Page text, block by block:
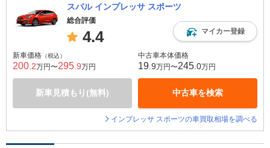
スバル インプレッサ スポーツ
総合評価
4.4 マイカー登録
新車価格 （税込）
200 .2万円〜295 .9万円
新車見積もり(無料)
中古車本体価格
19 .9万円〜245 .0万円
中古車を検索
インプレッサ スポーツの車買取相場を調べる